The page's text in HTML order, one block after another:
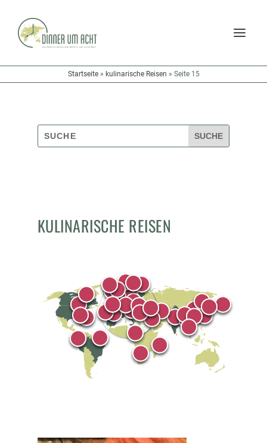
Startseite» kulinarische Reisen » Seite 15
KULINARISCHE REISEN